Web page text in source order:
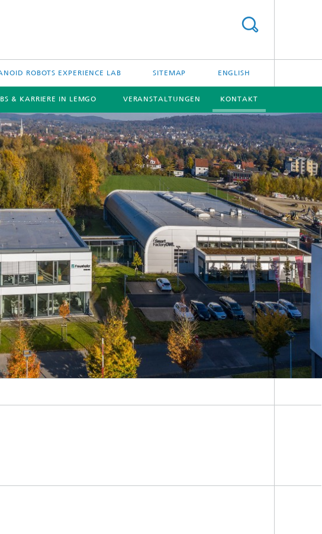
ROBOTS EXPERIENCE LAB SITEMAP ENGLISH
& KARRIERE IN LEMGO VERANSTALTUNGEN KONTAKT